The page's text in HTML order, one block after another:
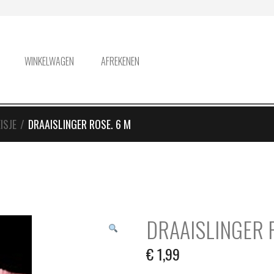
WINKELWAGEN AFREKENEN
/ DRAAISLINGER ROSE. 6 M
DRAAISLINGER
€1,99